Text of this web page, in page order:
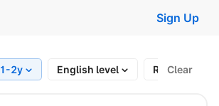
Sign Up
1-2y English level Region
Clear